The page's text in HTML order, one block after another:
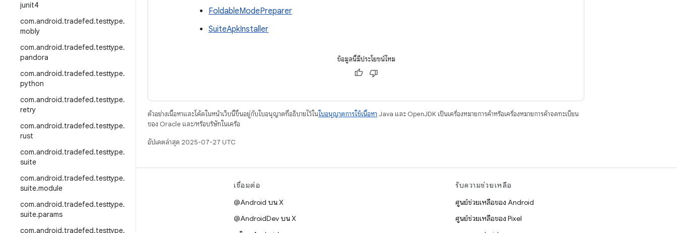
junit4
com.android.tradefed.testtype.
mobly
com.android.tradefed.testtype.
pandora
com.android.tradefed.testtype.
python
com.android.tradefed.testtype.
retry
com.android.tradefed.testtype.
rust
com.android.tradefed.testtype.
suite
com.android.tradefed.testtype.
suite.module
com.android.tradefed.testtype.
suite.params
com.android.tradefed.testtype.
FoldableModePreparer
SuiteApkInstaller
ข้อมูลนี้มีประโยชน์ไหม
ตัวอย่างเนื้อหาและโค้ดในหน้าเว็บนี้ขึ้นอยู่กับใบอนุญาตที่อธิบายไว้ในใบอนุญาตการใช้เนื้อหา Java และ OpenJDK เป็นเครื่องหมายการค้าหรือเครื่องหมายการค้าจดทะเบียน
ของ Oracle และ/หรือบริษัทในเครือ
อัปเดตล่าสุด 2025-07-27 UTC
บิวด์
ที่เก็บสำหรับ Android
ข้อกำหนด
เชื่อมต่อ
@Android บน X
@AndroidDev บน X
รับความช่วยเหลือ
ศูนย์ช่วยเหลือของ Android
ศูนย์ช่วยเหลือของ Pixel